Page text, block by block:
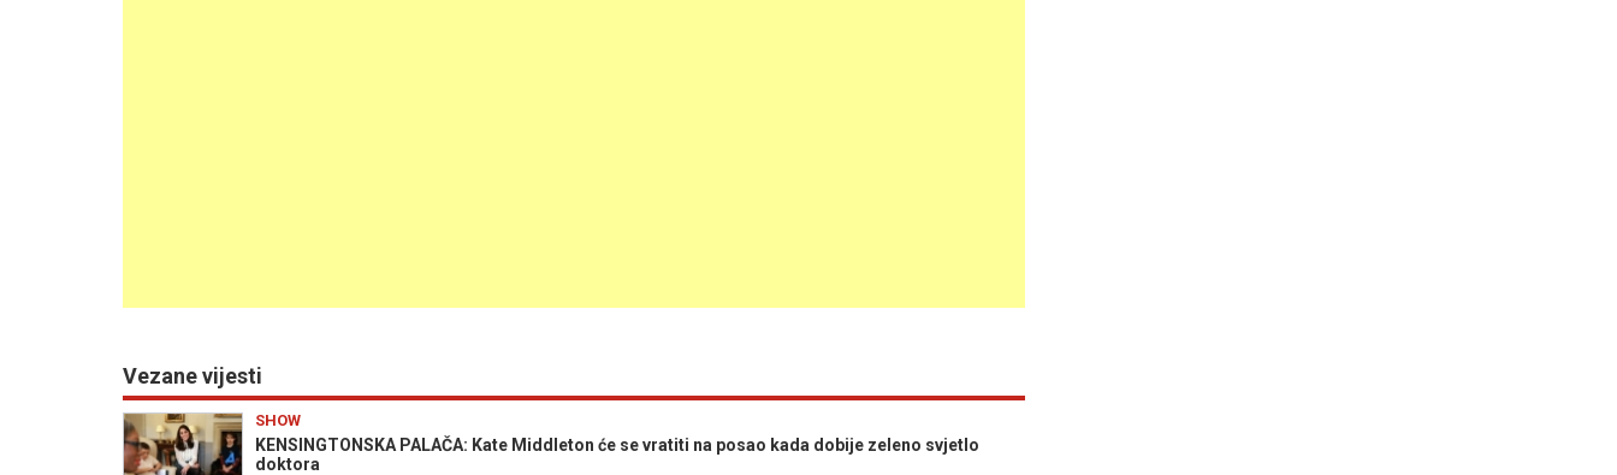
Vezane vijesti
SHOW
KENSINGTONSKA PALAČA: Kate Middleton će se vratiti na posao kada dobije zeleno svjetlo
doktora